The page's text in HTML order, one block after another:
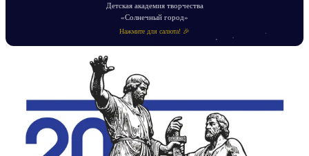
Детская академия творчества
«Солнечный город»
Нажмите для салюта! 🎉